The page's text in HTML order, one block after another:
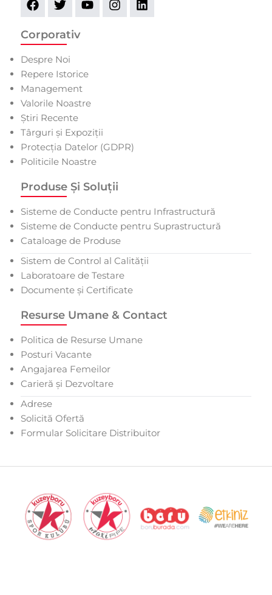
Corporativ
Despre Noi
Repere Istorice
Management
Valorile Noastre
Știri Recente
Târguri și Expoziții
Protecția Datelor (GDPR)
Politicile Noastre
Produse Și Soluții
Sisteme de Conducte pentru Infrastructură
Sisteme de Conducte pentru Suprastructură
Cataloage de Produse
Sistem de Control al Calității
Laboratoare de Testare
Documente și Certificate
Resurse Umane & Contact
Politica de Resurse Umane
Posturi Vacante
Angajarea Femeilor
Carieră și Dezvoltare
Adrese
Solicită Ofertă
Formular Solicitare Distribuitor